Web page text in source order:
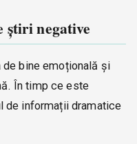
știri negative
bine emoțională și
În timp ce este
de informații dramatice